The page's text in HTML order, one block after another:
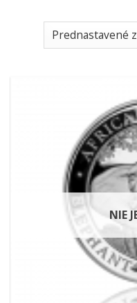
NIE